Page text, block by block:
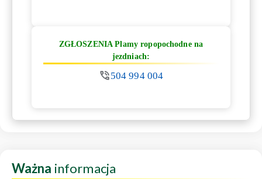
ZGŁOSZENIA Plamy ropopochodne na
jezdniach:
504 994 004
Ważna informacja